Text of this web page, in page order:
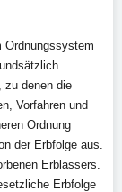
Ordnungssystem
zu denen die
Vorfahren und
Ordnung
der Erbfolge aus.
Erblassers.
Erbfolge